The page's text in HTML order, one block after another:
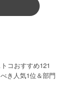
コおすすめ121
き人気1位＆部門